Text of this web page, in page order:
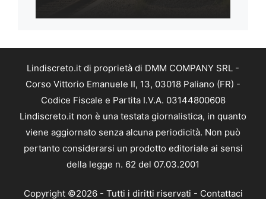
Lindiscreto.it di proprietà di DMM COMPANY SRL -
Corso Vittorio Emanuele II, 13, 03018 Paliano (FR) -
Codice Fiscale e Partita I.V.A. 03144800608
Lindiscreto.it non è una testata giornalistica, in quanto
viene aggiornato senza alcuna periodicità. Non può
pertanto considerarsi un prodotto editoriale ai sensi
della legge n. 62 del 07.03.2001
Copyright ©2026 - Tutti i diritti riservati - Contattaci